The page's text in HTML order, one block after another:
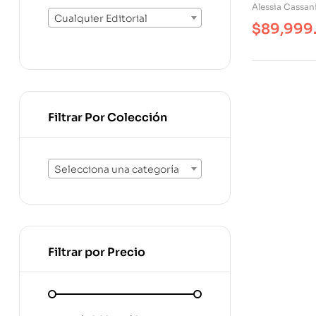
Alessia Cassani
$
Cualquier Editorial
Filtrar Por Colección
Selecciona una categoría
Filtrar por Precio